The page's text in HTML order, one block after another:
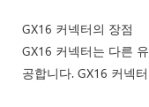
GX16 커넥터의 장점
GX16 커넥터는 다른
공합니다. GX16 커넥